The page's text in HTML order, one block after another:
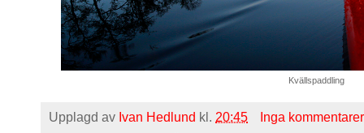
Kvällspaddling
Upplagd av Ivan Hedlund kl. 20:45
Inga